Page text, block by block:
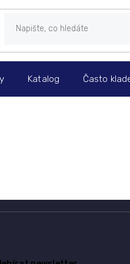
Katalog Často